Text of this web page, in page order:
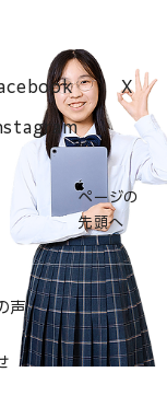
X
ページの
先頭へ
声